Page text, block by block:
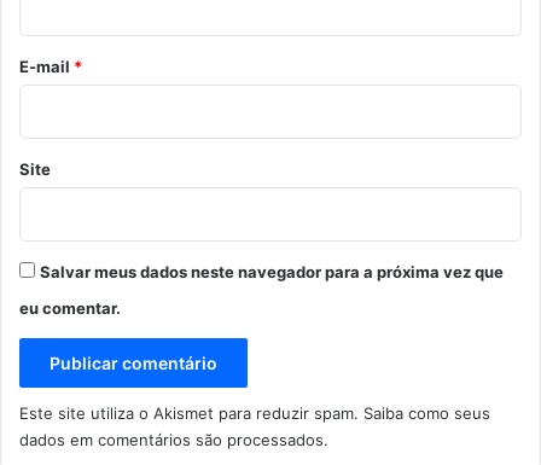
o
*
E-mail *
Site
Salvar meus dados neste navegador para a próxima vez que
eu comentar.
Este site utiliza o Akismet para reduzir spam. Saiba como seus
dados em comentários são processados.